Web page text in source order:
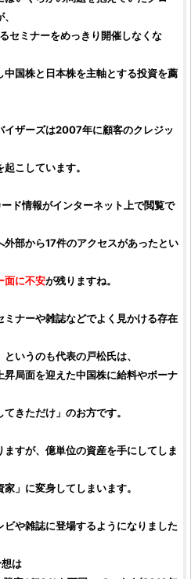
セミナーをめっきり開催しなくな
中国株と 日本株を主軸とする投資を薦
イザーズは2007年に顧客のクレジッ
こしています。
ド情報がインターネット上で閲覧で
部から17件のアクセスがあったとい
面に不安が残りますね。
ミナーや雑誌などでよく見かける存在
いうのも代表の戸松氏は、
昇局面を迎えた中国株に給料やボーナ
てきただけ 」のお方です。
ますが、億単位の資産を手にしてしま
家 」に変身してしまいます。
や雑誌に登場するようになりました
は